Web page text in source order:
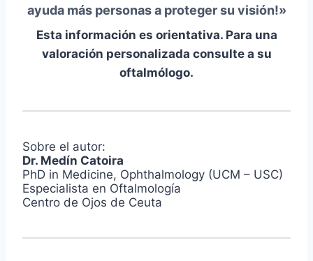
ayuda más personas a proteger su visión!»
Esta información es orientativa. Para una
valoración personalizada consulte a su
oftalmólogo.
Sobre el autor:
Dr. Medín Catoira
PhD in Medicine, Ophthalmology (UCM – USC)
Especialista en Oftalmología
Centro de Ojos de Ceuta